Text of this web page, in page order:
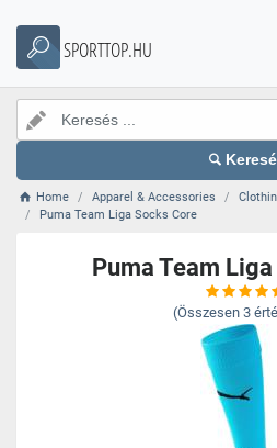
SPORTTOP.HU
Home Apparel & Accessories
Puma Team Liga Socks Core
Puma Team
(Összesen 3